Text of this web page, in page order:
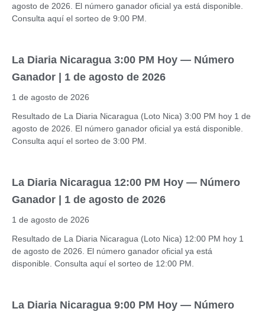
agosto de 2026. El número ganador oficial ya está disponible.
Consulta aquí el sorteo de 9:00 PM.
La Diaria Nicaragua 3:00 PM Hoy — Número
Ganador | 1 de agosto de 2026
1 de agosto de 2026
Resultado de La Diaria Nicaragua (Loto Nica) 3:00 PM hoy 1 de
agosto de 2026. El número ganador oficial ya está disponible.
Consulta aquí el sorteo de 3:00 PM.
La Diaria Nicaragua 12:00 PM Hoy — Número
Ganador | 1 de agosto de 2026
1 de agosto de 2026
Resultado de La Diaria Nicaragua (Loto Nica) 12:00 PM hoy 1
de agosto de 2026. El número ganador oficial ya está
disponible. Consulta aquí el sorteo de 12:00 PM.
La Diaria Nicaragua 9:00 PM Hoy — Número